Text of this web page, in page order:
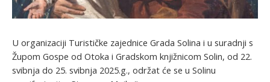
U organizaciji Turističke zajednice Grada Solina i u suradnji s
Župom Gospe od Otoka i Gradskom knjižnicom Solin, od 22.
svibnja do 25. svibnja 2025.g., održat će se u Solinu